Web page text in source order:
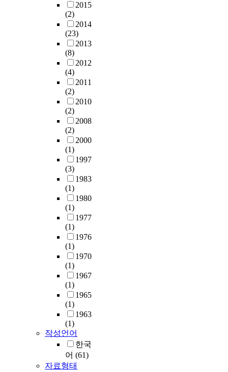
2015
(2)
2014
(23)
2013
(8)
2012
(4)
2011
(2)
2010
(2)
2008
(2)
2000
(1)
1997
(3)
1983
(1)
1980
(1)
1977
(1)
1976
(1)
1970
(1)
1967
(1)
1965
(1)
1963
(1)
작성언어
한국
어 (61)
자료형태